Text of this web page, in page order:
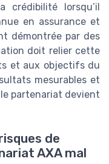
crédibilité lorsqu’il
en assurance et
démontrée par des
doit relier cette
et aux objectifs du
mesurables et
partenariat devient
de
AXA mal